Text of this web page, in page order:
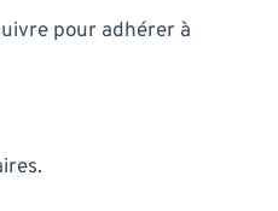
pour adhérer à